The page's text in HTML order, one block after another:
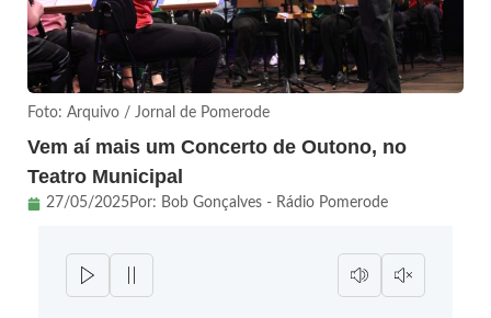
Foto: Arquivo / Jornal de Pomerode
Vem aí mais um Concerto de Outono, no
Teatro Municipal
27/05/2025Por: Bob Gonçalves - Rádio Pomerode